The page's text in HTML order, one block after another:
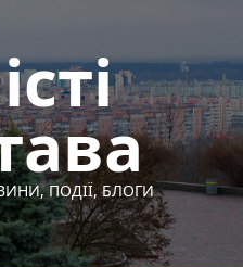
ПОДІЇ, БЛОГИ